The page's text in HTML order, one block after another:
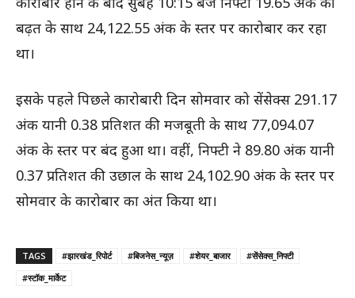
बढ़त के साथ 24,122.55 अंक के स्तर पर कारोबार कर रहा
था।
इसके पहले पिछले कारोबारी दिन सोमवार को सेंसेक्स 291.17
अंक यानी 0.38 प्रतिशत की मजबूती के साथ 77,094.07
अंक के स्तर पर बंद हुआ था। वहीं, निफ्टी ने 89.80 अंक यानी
0.37 प्रतिशत की उछाल के साथ 24,102.90 अंक के स्तर पर
सोमवार के कारोबार का अंत किया था।
TAGS #झारखंड_रिपोर्ट #बिजनेस_न्यूज़ #शेयर_बाजार
#सेंसेक्स_निफ्टी
#स्टॉक_मार्केट